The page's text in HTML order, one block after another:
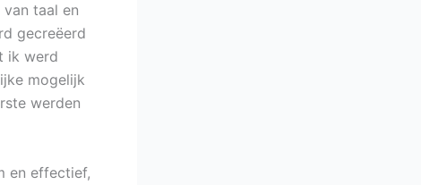
taal en
gecreëerd
ik werd
mogelijk
werden
en effectief,